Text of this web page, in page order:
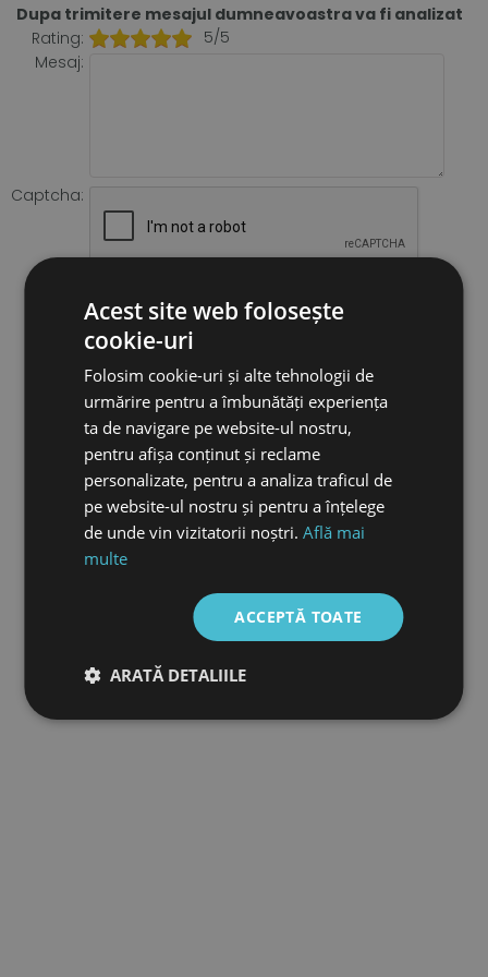
Dupa trimitere mesajul dumneavoastra va fi analizat
Rating:
5/5
Mesaj:
Captcha:
Acest site web folosește
cookie-uri
Folosim cookie-uri și alte tehnologii de
urmărire pentru a îmbunătăți experiența
ta de navigare pe website-ul nostru,
pentru afișa conținut și reclame
personalizate, pentru a analiza traficul de
pe website-ul nostru și pentru a înțelege
de unde vin vizitatorii noștri.Află mai
multe
ACCEPTĂ TOATE
ARATĂ DETALIILE